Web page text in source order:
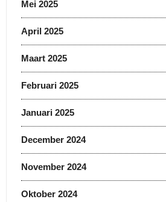
Mei 2025
April 2025
Maart 2025
Februari 2025
Januari 2025
December 2024
November 2024
Oktober 2024